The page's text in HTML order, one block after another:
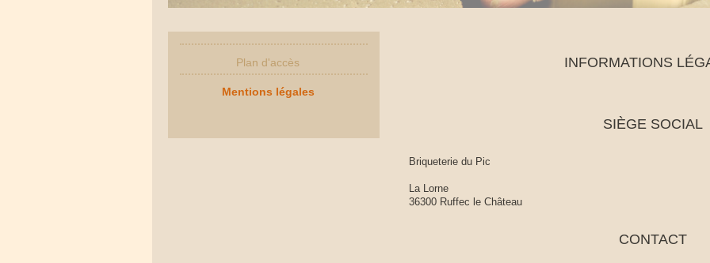
INFORMATIONS
SIÈGE SOCIAL
Briqueterie du Pic
La Lorne
36300 Ruffec le Château
CONTACT
Plan d'accès
Mentions légales